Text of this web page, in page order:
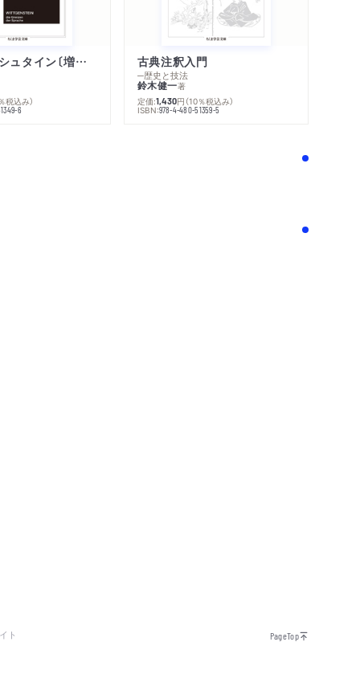
ウィトゲンシュタイン〔増補新版〕
税込み）
6
古典注釈入門
─歴史と技法
鈴木健一著
定価:1,430円 （10％税込み）
ISBN:978-4-480-51359-5
ト
PageTop